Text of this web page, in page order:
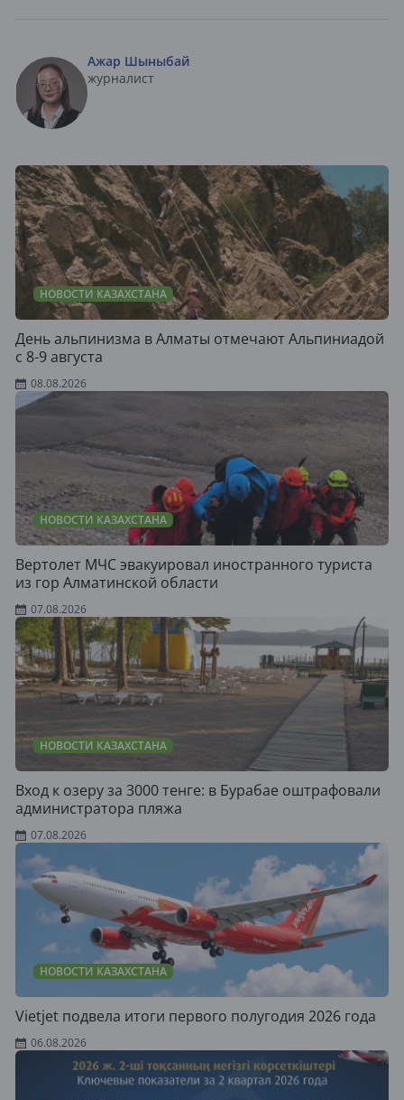
Ажар Шыныбай
журналист
НОВОСТИ КАЗАХСТАНА
День альпинизма в Алматы отмечают Альпиниадой
с 8-9 августа
08.08.2026
НОВОСТИ КАЗАХСТАНА
Вертолет МЧС эвакуировал иностранного туриста
из гор Алматинской области
07.08.2026
НОВОСТИ КАЗАХСТАНА
Вход к озеру за 3000 тенге: в Бурабае оштрафовали
администратора пляжа
07.08.2026
НОВОСТИ КАЗАХСТАНА
Vietjet подвела итоги первого полугодия 2026 года
06.08.2026